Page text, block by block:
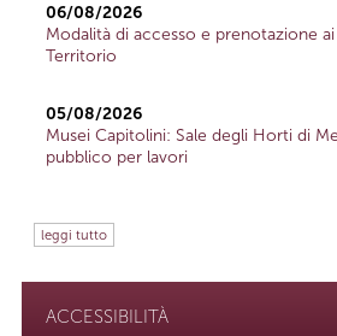
06/08/2026
Modalità di accesso e prenotazione
Territorio
05/08/2026
Musei Capitolini: Sale degli Horti di
pubblico per lavori
leggi tutto
ACCESSIBILITÀ